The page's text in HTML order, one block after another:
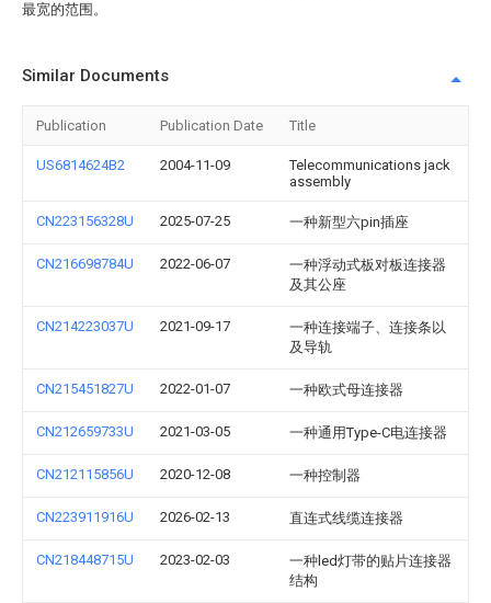
最宽的范围。
Similar Documents
Publication Publication Date Title
US6814624B2 2004-11-09
Telecommunications jack
assembly
CN223156328U 2025-07-25 一种新型六pin插座
CN216698784U 2022-06-07
一种浮动式板对板连接器
及其公座
CN214223037U 2021-09-17
一种连接端子、连接条以
及导轨
CN215451827U 2022-01-07 一种欧式母连接器
CN212659733U 2021-03-05 一种通用Type-C电连接器
CN212115856U 2020-12-08 一种控制器
CN223911916U 2026-02-13 直连式线缆连接器
CN218448715U 2023-02-03
一种led灯带的贴片连接器
结构